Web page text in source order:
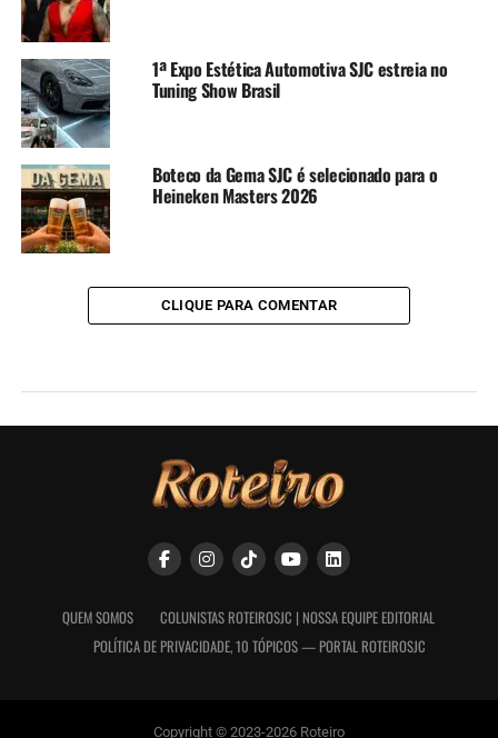
1ª Expo Estética Automotiva SJC estreia no
Tuning Show Brasil
Boteco da Gema SJC é selecionado para o
Heineken Masters 2026
CLIQUE PARA COMENTAR
QUEM SOMOS
COLUNISTAS ROTEIROSJC | NOSSA EQUIPE EDITORIAL
POLÍTICA DE PRIVACIDADE, 10 TÓPICOS — PORTAL ROTEIROSJC
Copyright © 2023-2026 Roteiro